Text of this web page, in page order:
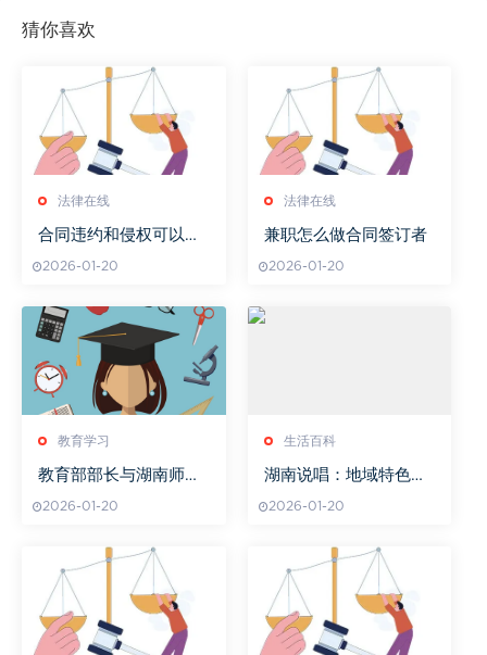
猜你喜欢
法律在线
合同违约和侵权可以一
2026-01-20
法律在线
兼职怎么做合同签订者
2026-01-20
教育学习
教育部部长与湖南师大
2026-01-20
生活百科
湖南说唱：地域特色与
解析
2026-01-20